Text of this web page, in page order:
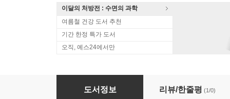
이달의 처방전 : 수면의 과학
여름철 건강 도서 추천
기간 한정 특가 도서
오직, 예스24에서만
포르투갈 홀리데이
도서정보 리뷰/한줄평 (1/0)